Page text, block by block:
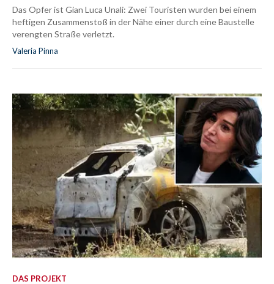
Das Opfer ist Gian Luca Unali: Zwei Touristen wurden bei einem
heftigen Zusammenstoß in der Nähe einer durch eine Baustelle
verengten Straße verletzt.
Valeria Pinna
DAS PROJEKT